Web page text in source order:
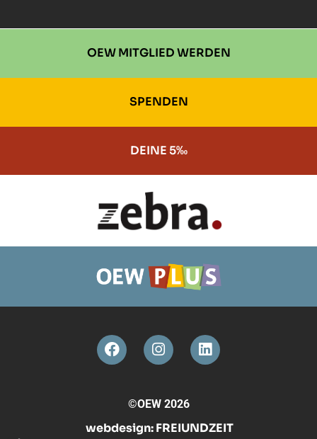
OEW MITGLIED WERDEN
SPENDEN
DEINE 5‰
©OEW 2026
webdesign:FREIUNDZEIT